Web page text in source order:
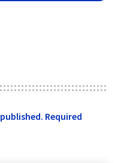
Required